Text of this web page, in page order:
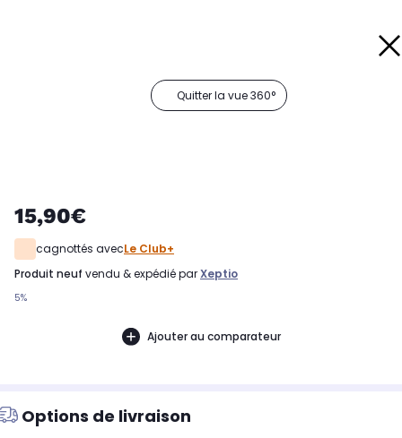
Quitter la vue 360°
15,90€
cagnottés avecLe Club+
produit neuf vendu & expédié parXeptio
5%
Ajouter au comparateur
Options de livraison